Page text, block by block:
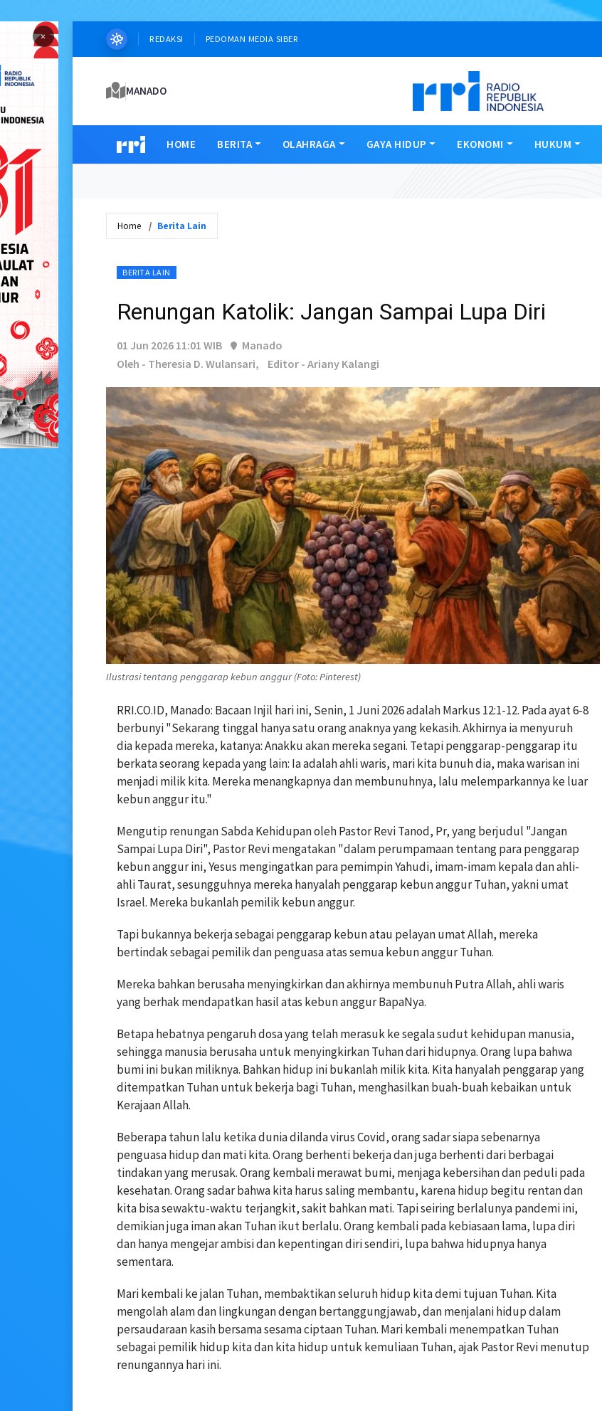
× REDAKSI PEDOMAN MEDIA SIBER
MANADO
HOME BERITA OLAHRAGA GAYA HIDUP EKONOMI HUKUM
Home Berita Lain
BERITA LAIN
Renungan Katolik: Jangan Sampai Lupa Diri
01 Jun 2026 11:01 WIB
Manado
Oleh - Theresia D. Wulansari,
Editor - Ariany Kalangi
Ilustrasi tentang penggarap kebun anggur (Foto: Pinterest)
RRI.CO.ID, Manado: Bacaan Injil hari ini, Senin, 1 Juni 2026 adalah Markus 12:1-12. Pada ayat 6-8
berbunyi "Sekarang tinggal hanya satu orang anaknya yang kekasih. Akhirnya ia menyuruh
dia kepada mereka, katanya: Anakku akan mereka segani. Tetapi penggarap-penggarap itu
berkata seorang kepada yang lain: Ia adalah ahli waris, mari kita bunuh dia, maka warisan ini
menjadi milik kita. Mereka menangkapnya dan membunuhnya, lalu melemparkannya ke luar
kebun anggur itu."
Mengutip renungan Sabda Kehidupan oleh Pastor Revi Tanod, Pr, yang berjudul "Jangan
Sampai Lupa Diri", Pastor Revi mengatakan "dalam perumpamaan tentang para penggarap
kebun anggur ini, Yesus mengingatkan para pemimpin Yahudi, imam-imam kepala dan ahli-
ahli Taurat, sesungguhnya mereka hanyalah penggarap kebun anggur Tuhan, yakni umat
Israel. Mereka bukanlah pemilik kebun anggur.
Tapi bukannya bekerja sebagai penggarap kebun atau pelayan umat Allah, mereka
bertindak sebagai pemilik dan penguasa atas semua kebun anggur Tuhan.
Mereka bahkan berusaha menyingkirkan dan akhirnya membunuh Putra Allah, ahli waris
yang berhak mendapatkan hasil atas kebun anggur BapaNya.
Betapa hebatnya pengaruh dosa yang telah merasuk ke segala sudut kehidupan manusia,
sehingga manusia berusaha untuk menyingkirkan Tuhan dari hidupnya. Orang lupa bahwa
bumi ini bukan miliknya. Bahkan hidup ini bukanlah milik kita. Kita hanyalah penggarap yang
ditempatkan Tuhan untuk bekerja bagi Tuhan, menghasilkan buah-buah kebaikan untuk
Kerajaan Allah.
Beberapa tahun lalu ketika dunia dilanda virus Covid, orang sadar siapa sebenarnya
penguasa hidup dan mati kita. Orang berhenti bekerja dan juga berhenti dari berbagai
tindakan yang merusak. Orang kembali merawat bumi, menjaga kebersihan dan peduli pada
kesehatan. Orang sadar bahwa kita harus saling membantu, karena hidup begitu rentan dan
kita bisa sewaktu-waktu terjangkit, sakit bahkan mati. Tapi seiring berlalunya pandemi ini,
demikian juga iman akan Tuhan ikut berlalu. Orang kembali pada kebiasaan lama, lupa diri
dan hanya mengejar ambisi dan kepentingan diri sendiri, lupa bahwa hidupnya hanya
sementara.
Mari kembali ke jalan Tuhan, membaktikan seluruh hidup kita demi tujuan Tuhan. Kita
mengolah alam dan lingkungan dengan bertanggungjawab, dan menjalani hidup dalam
persaudaraan kasih bersama sesama ciptaan Tuhan. Mari kembali menempatkan Tuhan
sebagai pemilik hidup kita dan kita hidup untuk kemuliaan Tuhan, ajak Pastor Revi menutup
renungannya hari ini.